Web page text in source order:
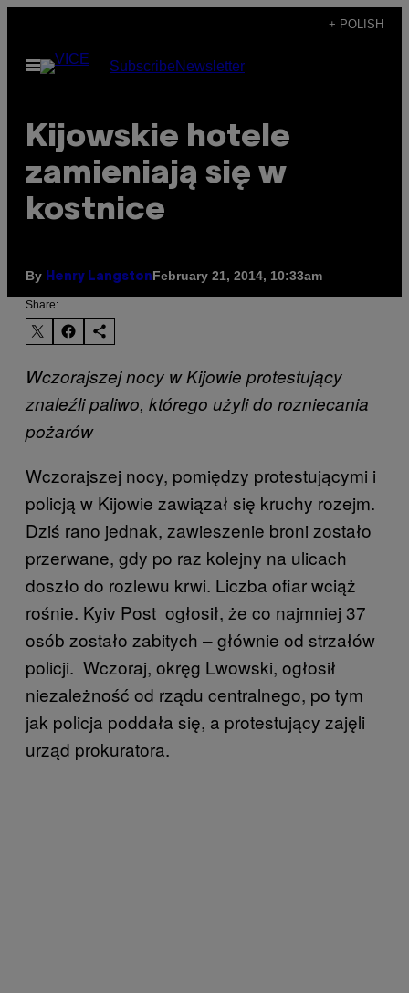
content
+ POLISH
Open
Menu
SubscribeNewsletter
Kijowskie hotele
zamieniają się w
kostnice
By Henry LangstonFebruary 21, 2014, 10:33am
Share:
Wczorajszej nocy w Kijowie protestujący
znaleźli paliwo, którego użyli do rozniecania
pożarów
Wczorajszej nocy, pomiędzy protestującymi i
policją w Kijowie zawiązał się kruchy rozejm.
Dziś rano jednak, zawieszenie broni zostało
przerwane, gdy po raz kolejny na ulicach
doszło do rozlewu krwi. Liczba ofiar wciąż
rośnie. Kyiv Post ogłosił, że co najmniej 37
osób zostało zabitych – głównie od strzałów
policji. Wczoraj, okręg Lwowski, ogłosił
niezależność od rządu centralnego, po tym
jak policja poddała się, a protestujący zajęli
urząd prokuratora.